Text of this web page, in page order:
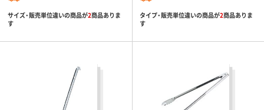
サイズ・販売単位違いの商品が2商品ありま
す
タイプ・販売単位違いの商品が2商品ありま
す